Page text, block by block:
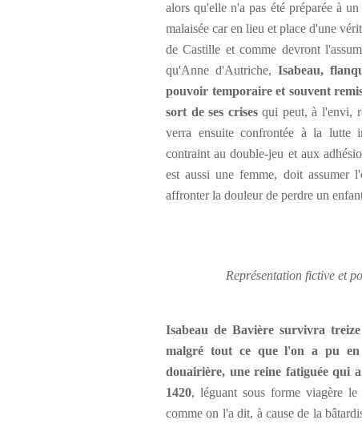
alors qu'elle n'a pas été préparée à
malaisée car en lieu et place d'une
de Castille et comme devront
qu'Anne d'Autriche,Isabeau,
pouvoir temporaire et souvent
sort de ses crisesqui peut, à l'envi,
verra ensuite confrontée à la lutte
contraint au double-jeu et aux
est aussi une femme, doit assumer
affronter la douleur de perdre un
Représentation fictive et
Isabeau de Bavière survivra
malgré tout ce que l'on a pu
douairière, une reine fatiguée qui
1420, léguant sous forme viagère
comme on l'a dit, à cause de la